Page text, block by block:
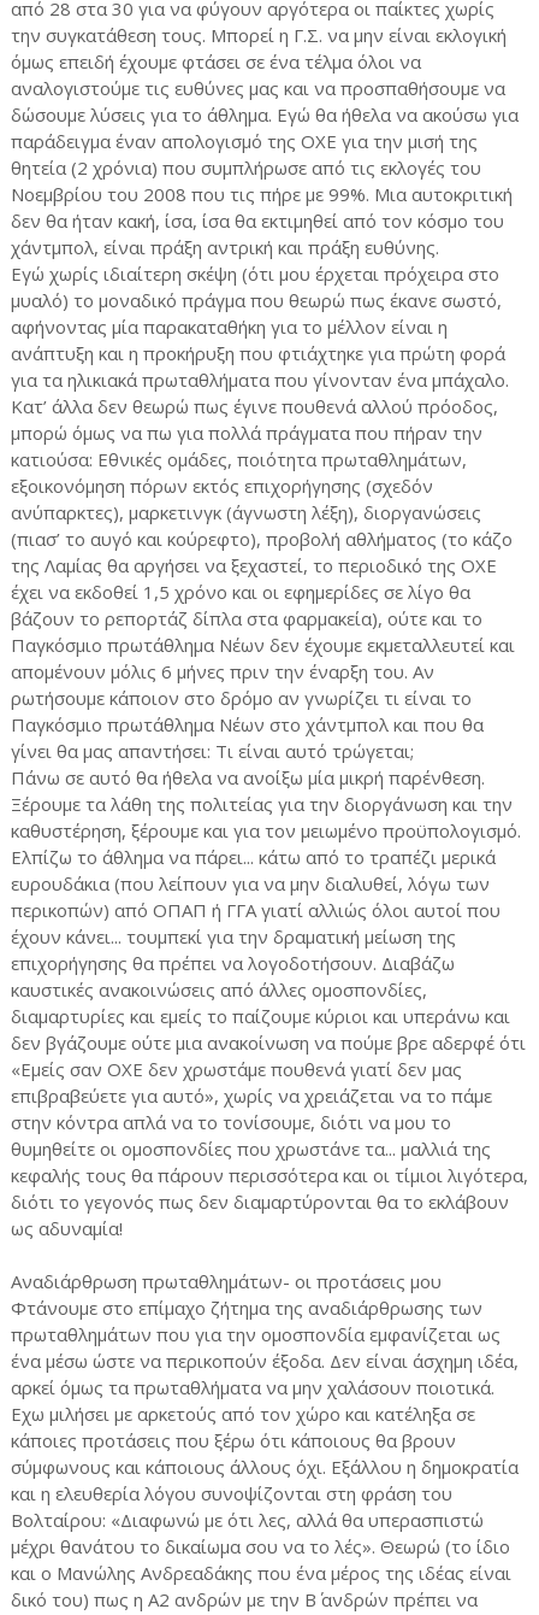
από 28 στα 30 για να φύγουν αργότερα οι παίκτες χωρίς
την συγκατάθεση τους. Μπορεί η Γ.Σ. να μην είναι εκλογική
όμως επειδή έχουμε φτάσει σε ένα τέλμα όλοι να
αναλογιστούμε τις ευθύνες μας και να προσπαθήσουμε να
δώσουμε λύσεις για το άθλημα. Εγώ θα ήθελα να ακούσω για
παράδειγμα έναν απολογισμό της ΟΧΕ για την μισή της
θητεία (2 χρόνια) που συμπλήρωσε από τις εκλογές του
Νοεμβρίου του 2008 που τις πήρε με 99%. Μια αυτοκριτική
δεν θα ήταν κακή, ίσα, ίσα θα εκτιμηθεί από τον κόσμο του
χάντμπολ, είναι πράξη αντρική και πράξη ευθύνης.
Εγώ χωρίς ιδιαίτερη σκέψη (ότι μου έρχεται πρόχειρα στο
μυαλό) το μοναδικό πράγμα που θεωρώ πως έκανε σωστό,
αφήνοντας μία παρακαταθήκη για το μέλλον είναι η
ανάπτυξη και η προκήρυξη που φτιάχτηκε για πρώτη φορά
για τα ηλικιακά πρωταθλήματα που γίνονταν ένα μπάχαλο.
Κατ’ άλλα δεν θεωρώ πως έγινε πουθενά αλλού πρόοδος,
μπορώ όμως να πω για πολλά πράγματα που πήραν την
κατιούσα: Εθνικές ομάδες, ποιότητα πρωταθλημάτων,
εξοικονόμηση πόρων εκτός επιχορήγησης (σχεδόν
ανύπαρκτες), μαρκετινγκ (άγνωστη λέξη), διοργανώσεις
(πιασ’ το αυγό και κούρεφτο), προβολή αθλήματος (το κάζο
της Λαμίας θα αργήσει να ξεχαστεί, το περιοδικό της ΟΧΕ
έχει να εκδοθεί 1,5 χρόνο και οι εφημερίδες σε λίγο θα
βάζουν το ρεπορτάζ δίπλα στα φαρμακεία), ούτε και το
Παγκόσμιο πρωτάθλημα Νέων δεν έχουμε εκμεταλλευτεί και
απομένουν μόλις 6 μήνες πριν την έναρξη του. Αν
ρωτήσουμε κάποιον στο δρόμο αν γνωρίζει τι είναι το
Παγκόσμιο πρωτάθλημα Νέων στο χάντμπολ και που θα
γίνει θα μας απαντήσει: Τι είναι αυτό τρώγεται;
Πάνω σε αυτό θα ήθελα να ανοίξω μία μικρή παρένθεση.
Ξέρουμε τα λάθη της πολιτείας για την διοργάνωση και την
καθυστέρηση, ξέρουμε και για τον μειωμένο προϋπολογισμό.
Ελπίζω το άθλημα να πάρει... κάτω από το τραπέζι μερικά
ευρουδάκια (που λείπουν για να μην διαλυθεί, λόγω των
περικοπών) από ΟΠΑΠ ή ΓΓΑ γιατί αλλιώς όλοι αυτοί που
έχουν κάνει... τουμπεκί για την δραματική μείωση της
επιχορήγησης θα πρέπει να λογοδοτήσουν. Διαβάζω
καυστικές ανακοινώσεις από άλλες ομοσπονδίες,
διαμαρτυρίες και εμείς το παίζουμε κύριοι και υπεράνω και
δεν βγάζουμε ούτε μια ανακοίνωση να πούμε βρε αδερφέ ότι
«Εμείς σαν ΟΧΕ δεν χρωστάμε πουθενά γιατί δεν μας
επιβραβεύετε για αυτό», χωρίς να χρειάζεται να το πάμε
στην κόντρα απλά να το τονίσουμε, διότι να μου το
θυμηθείτε οι ομοσπονδίες που χρωστάνε τα... μαλλιά της
κεφαλής τους θα πάρουν περισσότερα και οι τίμιοι λιγότερα,
διότι το γεγονός πως δεν διαμαρτύρονται θα το εκλάβουν
ως αδυναμία!
Αναδιάρθρωση πρωταθλημάτων- οι προτάσεις μου
Φτάνουμε στο επίμαχο ζήτημα της αναδιάρθρωσης των
πρωταθλημάτων που για την ομοσπονδία εμφανίζεται ως
ένα μέσω ώστε να περικοπούν έξοδα. Δεν είναι άσχημη ιδέα,
αρκεί όμως τα πρωταθλήματα να μην χαλάσουν ποιοτικά.
Εχω μιλήσει με αρκετούς από τον χώρο και κατέληξα σε
κάποιες προτάσεις που ξέρω ότι κάποιους θα βρουν
σύμφωνους και κάποιους άλλους όχι. Εξάλλου η δημοκρατία
και η ελευθερία λόγου συνοψίζονται στη φράση του
Βολταίρου: «Διαφωνώ με ότι λες, αλλά θα υπερασπιστώ
μέχρι θανάτου το δικαίωμα σου να το λές». Θεωρώ (το ίδιο
και ο Μανώλης Ανδρεαδάκης που ένα μέρος της ιδέας είναι
δικό του) πως η Α2 ανδρών με την Β΄ ανδρών πρέπει να